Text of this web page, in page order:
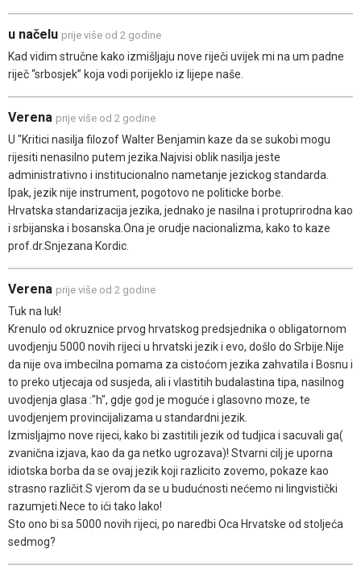
u načelu prije više od 2 godine
Kad vidim stručne kako izmišljaju nove riječi uvijek mi na um padne
riječ “srbosjek” koja vodi porijeklo iz lijepe naše.
Verena prije više od 2 godine
U "Kritici nasilja filozof Walter Benjamin kaze da se sukobi mogu
rijesiti nenasilno putem jezika.Najvisi oblik nasilja jeste
administrativno i institucionalno nametanje jezickog standarda.
Ipak, jezik nije instrument, pogotovo ne politicke borbe.
Hrvatska standarizacija jezika, jednako je nasilna i protuprirodna kao
i srbijanska i bosanska.Ona je orudje nacionalizma, kako to kaze
prof.dr.Snjezana Kordic.
Verena prije više od 2 godine
Tuk na luk!
Krenulo od okruznice prvog hrvatskog predsjednika o obligatornom
uvodjenju 5000 novih rijeci u hrvatski jezik i evo, došlo do Srbije.Nije
da nije ova imbecilna pomama za cistoćom jezika zahvatila i Bosnu i
to preko utjecaja od susjeda, ali i vlastitih budalastina tipa, nasilnog
uvodjenja glasa :"h", gdje god je moguće i glasovno moze, te
uvodjenjem provincijalizama u standardni jezik.
Izmisljajmo nove rijeci, kako bi zastitili jezik od tudjica i sacuvali ga(
zvanična izjava, kao da ga netko ugrozava)! Stvarni cilj je uporna
idiotska borba da se ovaj jezik koji razlicito zovemo, pokaze kao
strasno različit.S vjerom da se u budućnosti nećemo ni lingvistički
razumjeti.Nece to ići tako lako!
Sto ono bi sa 5000 novih rijeci, po naredbi Oca Hrvatske od stoljeća
sedmog?